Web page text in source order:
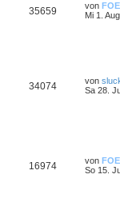
35659 von FOE
Mi 1.
34074 von
Sa 28.
16974 von FOE
So 15.